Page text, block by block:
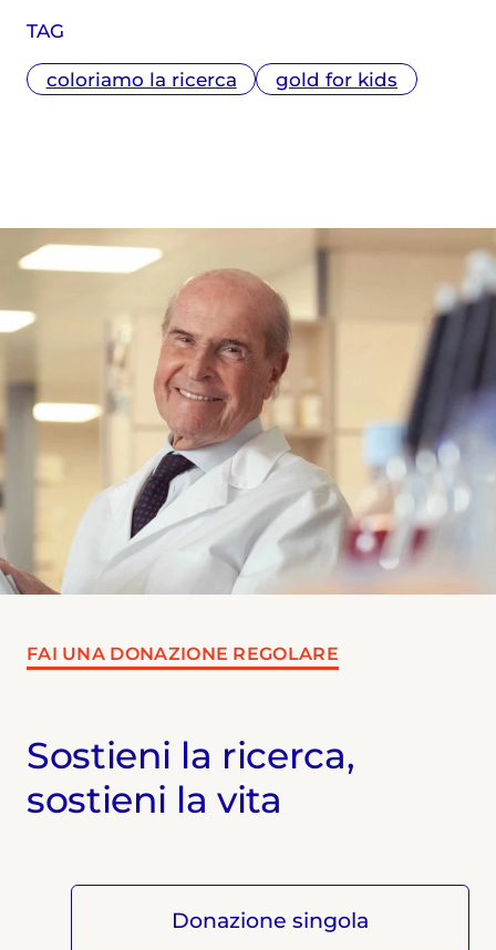
TAG
coloriamo la ricerca gold for kids
FAI UNA DONAZIONE REGOLARE
Sostieni la ricerca,
sostieni la vita
Donazione singola